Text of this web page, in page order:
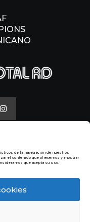
de la navegación de nuestros
el contenido que ofrecemos y mostrar
que acepta su uso.